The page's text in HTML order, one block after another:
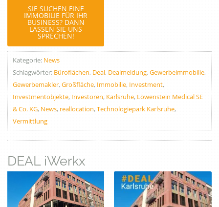
SIE SUCHEN EINE
IMMOBILIE FÜR IHR
BUSINESS? DANN
LASSEN SIE UNS
SPRECHEN!
Kategorie: News
Schlagwörter: Büroflächen, Deal, Dealmeldung, Gewerbeimmobilie,
Gewerbemakler, Großfläche, Immobilie, Investment,
Investmentobjekte, Investoren, Karlsruhe, Löwenstein Medical SE
& Co. KG, News, reallocation, Technologiepark Karlsruhe,
Vermittlung
DEAL iWerkx